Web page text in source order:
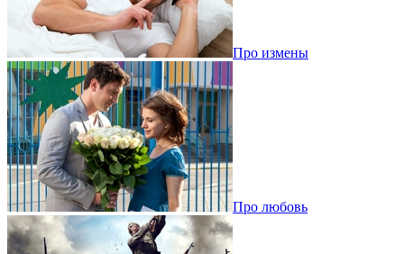
Про измены
Про любовь